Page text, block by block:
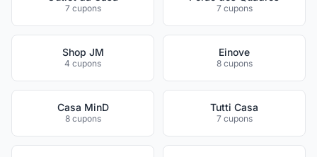
7 cupons 7 cupons
Shop JM
4 cupons
Einove
8 cupons
Casa MinD
8 cupons
Tutti Casa
7 cupons